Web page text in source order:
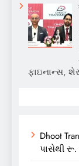
ફાઇનાન્સ,
Dhoot
પાસેથી રૂ.